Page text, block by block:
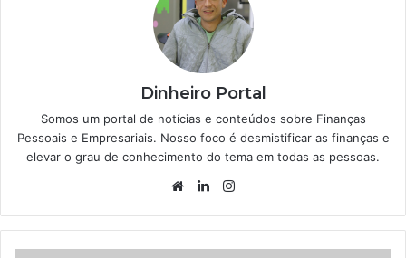
Dinheiro Portal
Somos um portal de notícias e conteúdos sobre Finanças
Pessoais e Empresariais. Nosso foco é desmistificar as finanças e
elevar o grau de conhecimento do tema em todas as pessoas.
WebsiteLinkedin